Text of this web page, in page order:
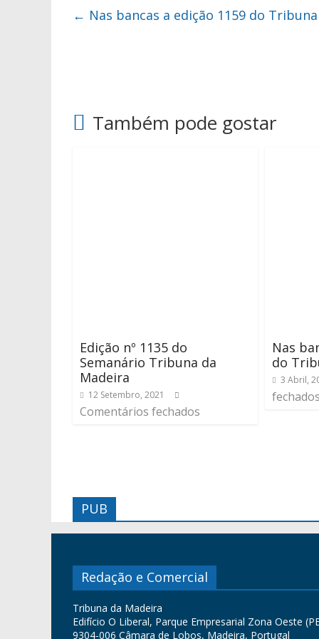
← Nas bancas a edição 1159 do
Também pode gostar
Edição nº 1135 do
Semanário Tribuna da
Madeira
12 Setembro, 2021
Comentários fechados
Nas
do
3 Abril,
PUB
Redação e Comercial
Tribuna da Madeira
Edifício O Liberal, Parque Empresarial Zona Oeste
9304-006 Câmara de Lobos, Madeira, Portugal